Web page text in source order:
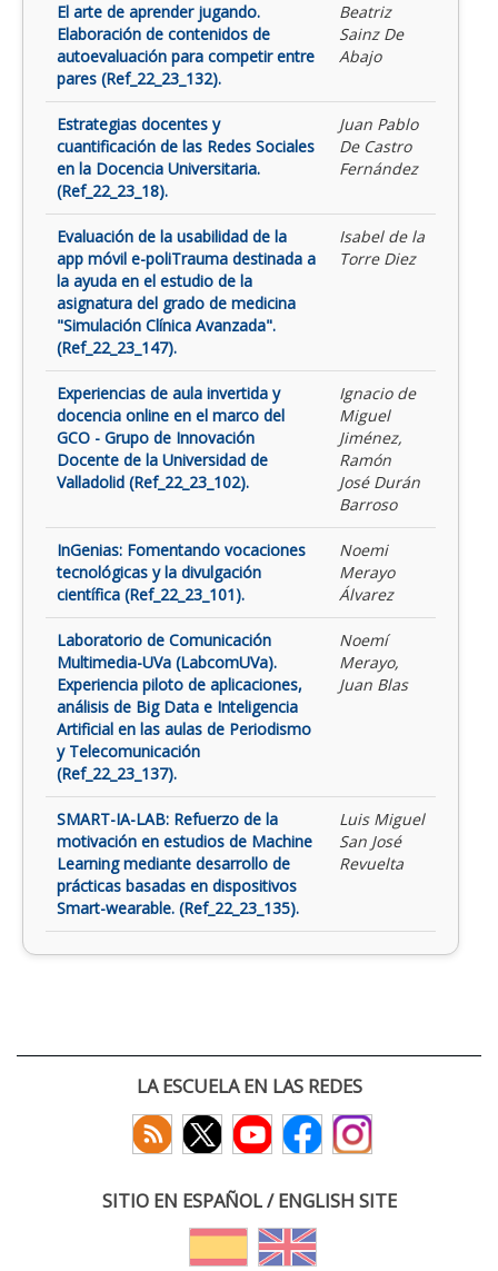
El arte de aprender jugando.
Elaboración de contenidos de
autoevaluación para competir entre
pares (Ref_22_23_132).
Beatriz
Sainz De
Abajo
Estrategias docentes y
cuantificación de las Redes Sociales
en la Docencia Universitaria.
(Ref_22_23_18).
Juan Pablo
De Castro
Fernández
Evaluación de la usabilidad de la
app móvil e-poliTrauma destinada a
la ayuda en el estudio de la
asignatura del grado de medicina
"Simulación Clínica Avanzada".
(Ref_22_23_147).
Isabel de la
Torre Diez
Experiencias de aula invertida y
docencia online en el marco del
GCO - Grupo de Innovación
Docente de la Universidad de
Valladolid (Ref_22_23_102).
Ignacio de
Miguel
Jiménez,
Ramón
José Durán
Barroso
InGenias: Fomentando vocaciones
tecnológicas y la divulgación
científica (Ref_22_23_101).
Noemi
Merayo
Álvarez
Laboratorio de Comunicación
Multimedia-UVa (LabcomUVa).
Experiencia piloto de aplicaciones,
análisis de Big Data e Inteligencia
Artificial en las aulas de Periodismo
y Telecomunicación
(Ref_22_23_137).
Noemí
Merayo,
Juan Blas
SMART-IA-LAB: Refuerzo de la
motivación en estudios de Machine
Learning mediante desarrollo de
prácticas basadas en dispositivos
Smart-wearable. (Ref_22_23_135).
Luis Miguel
San José
Revuelta
LA ESCUELA EN LAS REDES
SITIO EN ESPAÑOL / ENGLISH SITE